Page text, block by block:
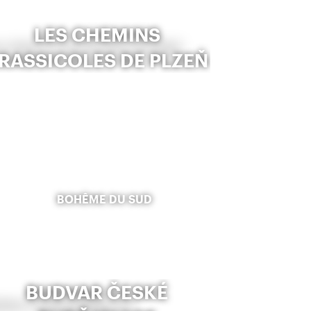
LES CHEMINS
DE PLZEŇ
BOHÊME DU SUD
BUDVAR ČESKÉ